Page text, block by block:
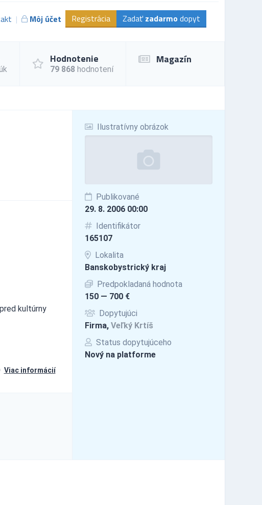
Môj účet Registrácia Zadať zadarmo dopyt
Hodnotenie
79 868 hodnotení
Magazín
Ilustratívny obrázok
Publikované
29. 8. 2006 00:00
Identifikátor
165107
Lokalita
Banskobystrický kraj
Predpokladaná hodnota
150 — 700 €
Dopytujúci
Firma, Veľký Krtíš
Status dopytujúceho
Nový na platforme
kultúrny
Viac informácií